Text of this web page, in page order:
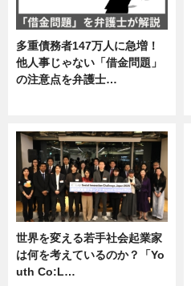
多重債務者147万人に急増！
他人事じゃない「借金問題」
の注意点を弁護士…
世界を変える若手社会起業家
は何を考えているのか？「Yo
uth Co:L…